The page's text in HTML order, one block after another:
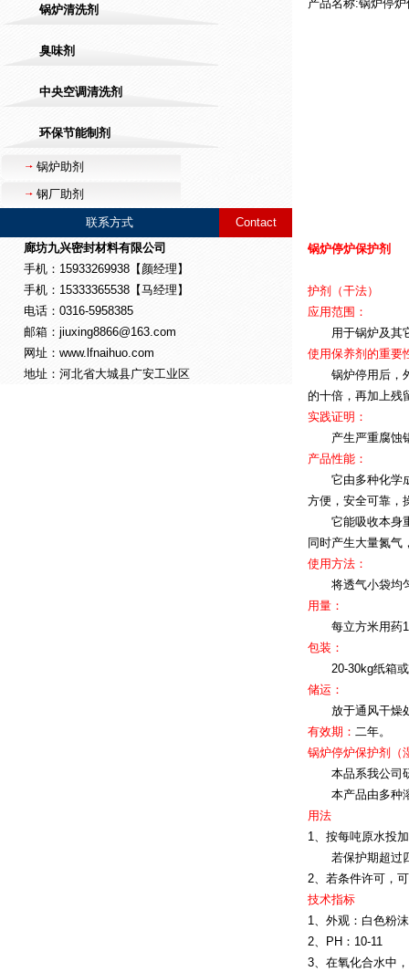
锅炉清洗剂
臭味剂
中央空调清洗剂
环保节能制剂
锅炉助剂
钢厂助剂
联系方式
Contact
廊坊九兴密封材料有限公司
手机：15933269938【颜经理】
手机：15333365538【马经理】
电话：0316-5958385
邮箱：jiuxing8866@163.com
网址：www.lfnaihuo.com
地址：河北省大城县广安工业区
产品名称:锅炉停
锅炉停炉保护剂
护剂（干法）
应用范围：
用于锅炉及其它
使用保养剂的重要
锅炉停用后，外
的十倍，再加上残
实践证明：
产生严重腐蚀锅
产品性能：
它由多种化学成
方便，安全可靠，
它能吸收本身重
同时产生大量氮气
使用方法：
将透气小袋均匀
用量：
每立方米用药10
包装：
20-30kg纸箱或
储运：
放于通风干燥处
有效期： 二年。
锅炉停炉保护剂（
本品系我公司研
本产品由多种溶
用法
1、按每吨原水投
若保护期超过四
2、若条件许可，
技术指标
1、外观：白色粉沫
2、PH：10-11
3、在氧化合水中